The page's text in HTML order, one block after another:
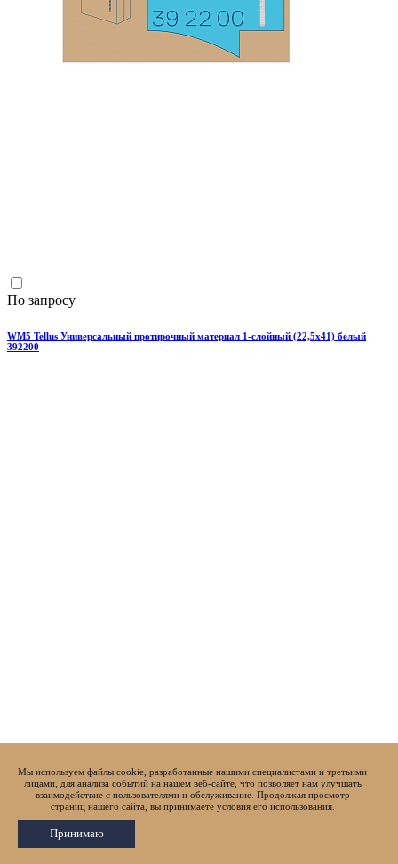
Мы используем файлы cookie, разработанные нашими специалистами и третьими
лицами, для анализа событий на нашем веб-сайте, что позволяет нам улучшать
взаимодействие с пользователями и обслуживание. Продолжая просмотр
страниц нашего сайта, вы принимаете условия его использования.
Принимаю
По запросу
WM5 Tellus Универсальный протирочный материал 1-слойный (22,5х41) белый
392200